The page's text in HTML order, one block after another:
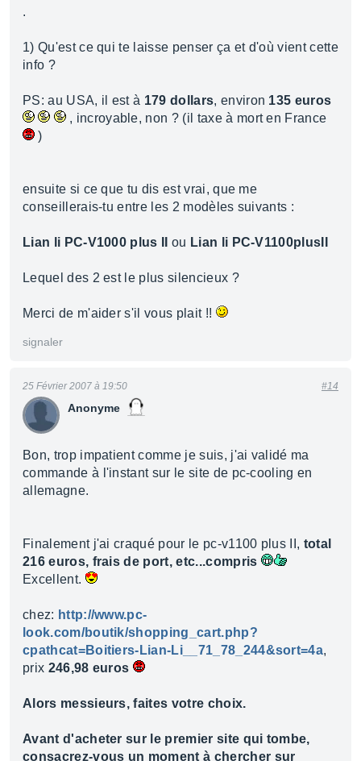
.
1) Qu'est ce qui te laisse penser ça et d'où vient cette
info ?
PS: au USA, il est à 179 dollars, environ 135 euros
, incroyable, non ? (il taxe à mort en France
)
ensuite si ce que tu dis est vrai, que me
conseillerais-tu entre les 2 modèles suivants :
Lian li PC-V1000 plus II ou Lian li PC-V1100plusII
Lequel des 2 est le plus silencieux ?
Merci de m'aider s'il vous plait !!
signaler
Anonyme
25 Février 2007 à 19:50 #14
Bon, trop impatient comme je suis, j'ai validé ma
commande à l'instant sur le site de pc-cooling en
allemagne.
Finalement j'ai craqué pour le pc-v1100 plus II, total
216 euros, frais de port, etc...compris
Excellent.
chez: http://www.pc-
look.com/boutik/shopping_cart.php?
cpathcat=Boitiers-Lian-Li__71_78_244&sort=4a,
prix 246,98 euros
Alors messieurs, faites votre choix.
Avant d'acheter sur le premier site qui tombe,
consacrez-vous un moment à chercher sur